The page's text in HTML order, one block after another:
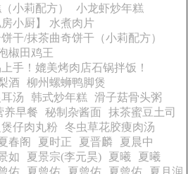
小莉配方）
小龙虾炒年糕
房小厨】 水煮肉片
干/抹茶曲奇饼干（小莉配方）
椒田鸡王
手！媲美烤肉店石锅拌饭！
酒
柳州螺蛳鸭脚煲
汤
韩式炒年糕
滑子菇骨头粥
养早餐
秘制杂酱面
抹茶蜜豆土司
仔肉丸粉
冬虫草花胶痩肉汤
春阁 夏时正 夏晋麟
夏晨中
如 夏景宗(李元昊) 夏曦
夏曦
佑 夏曾佑 夏曾佑 夏曾佑 夏月润